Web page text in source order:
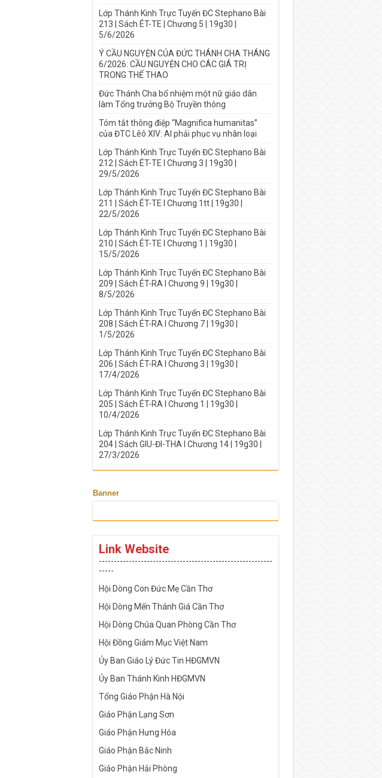
Lớp Thánh Kinh Trực Tuyến ĐC Stephano Bài
213 | Sách ÉT-TE | Chương 5 | 19g30 |
5/6/2026
Ý CẦU NGUYỆN CỦA ĐỨC THÁNH CHA THÁNG
6/2026: CẦU NGUYỆN CHO CÁC GIÁ TRỊ
TRONG THỂ THAO
Đức Thánh Cha bổ nhiệm một nữ giáo dân
làm Tổng trưởng Bộ Truyền thông
Tóm tắt thông điệp “Magnifica humanitas”
của ĐTC Lêô XIV: AI phải phục vụ nhân loại
Lớp Thánh Kinh Trực Tuyến ĐC Stephano Bài
212 | Sách ÉT-TE I Chương 3 | 19g30 |
29/5/2026
Lớp Thánh Kinh Trực Tuyến ĐC Stephano Bài
211 | Sách ÉT-TE I Chương 1tt | 19g30 |
22/5/2026
Lớp Thánh Kinh Trực Tuyến ĐC Stephano Bài
210 | Sách ÉT-TE I Chương 1 | 19g30 |
15/5/2026
Lớp Thánh Kinh Trực Tuyến ĐC Stephano Bài
209 | Sách ÉT-RA I Chương 9 | 19g30 |
8/5/2026
Lớp Thánh Kinh Trực Tuyến ĐC Stephano Bài
208 | Sách ÉT-RA I Chương 7 | 19g30 |
1/5/2026
Lớp Thánh Kinh Trực Tuyến ĐC Stephano Bài
206 | Sách ÉT-RA I Chương 3 | 19g30 |
17/4/2026
Lớp Thánh Kinh Trực Tuyến ĐC Stephano Bài
205 | Sách ÉT-RA I Chương 1 | 19g30 |
10/4/2026
Lớp Thánh Kinh Trực Tuyến ĐC Stephano Bài
204 | Sách GIU-ĐI-THA I Chương 14 | 19g30 |
27/3/2026
Banner
Link Website
----------------------------------------------------------
-----
Hội Dòng Con Đức Mẹ Cần Thơ
Hội Dòng Mến Thánh Giá Cần Thơ
Hội Dòng Chúa Quan Phòng Cần Thơ
Hội Đồng Giám Mục Việt Nam
Ủy Ban Giáo Lý Đức Tin HĐGMVN
Ủy Ban Thánh Kinh HĐGMVN
Tổng Giáo Phận Hà Nội
Giáo Phận Lạng Sơn
Giáo Phận Hưng Hóa
Giáo Phận Bắc Ninh
Giáo Phận Hải Phòng